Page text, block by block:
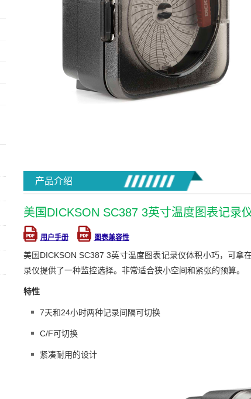
产品介绍
美国DICKSON SC387 3英寸温度图表记录仪
用户手册 图表兼容性
美国DICKSON SC387 3英寸温度图表记录仪体积小巧，可
录仪提供了一种监控选择。非常适合狭小空间和紧张的预算。
特性
7天和24小时两种记录间隔可切换
C/F可切换
紧凑耐用的设计